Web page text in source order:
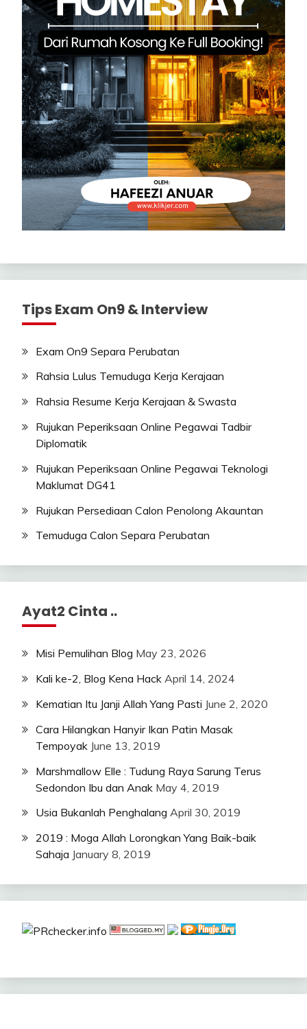
Tips Exam On9 & Interview
Exam On9 Separa Perubatan
Rahsia Lulus Temuduga Kerja Kerajaan
Rahsia Resume Kerja Kerajaan & Swasta
Rujukan Peperiksaan Online Pegawai Tadbir
Diplomatik
Rujukan Peperiksaan Online Pegawai Teknologi
Maklumat DG41
Rujukan Persediaan Calon Penolong Akauntan
Temuduga Calon Separa Perubatan
Ayat2 Cinta ..
Misi Pemulihan Blog May 23, 2026
Kali ke-2, Blog Kena Hack April 14, 2024
Kematian Itu Janji Allah Yang Pasti June 2, 2020
Cara Hilangkan Hanyir Ikan Patin Masak
Tempoyak June 13, 2019
Marshmallow Elle : Tudung Raya Sarung Terus
Sedondon Ibu dan Anak May 4, 2019
Usia Bukanlah Penghalang April 30, 2019
2019 : Moga Allah Lorongkan Yang Baik-baik
Sahaja January 8, 2019